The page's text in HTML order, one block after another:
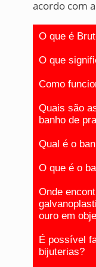
acordo com
O que é
O que
Como
Quais são
banho de
Qual é o
O que é o
Onde
ouro em
É possível
bijuterias?